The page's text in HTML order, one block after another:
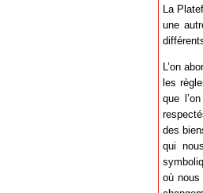
La
une
L’on
les
que
des
qui
où